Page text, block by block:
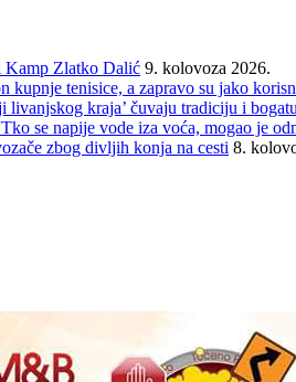
Kamp Zlatko Dalić 9. kolovoza 2026.
kupnje tenisice, a zapravo su jako
kraja’ čuvaju tradiciju i
se napije vode iza voća, mogao je
zbog divljih konja na cesti 8.